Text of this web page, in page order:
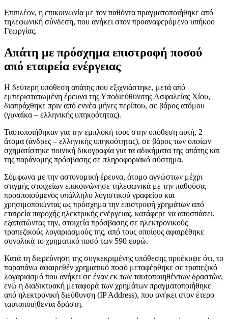
Επιπλέον, η επικοινωνία με τον παθόντα πραγματοποιήθηκε από
τηλεφωνική σύνδεση, που ανήκει στον προαναφερόμενο υπήκοο
Γεωργίας.
Απάτη με πρόσχημα επιστροφή ποσού
από εταιρεία ενέργειας
Η δεύτερη υπόθεση απάτης που εξιχνιάστηκε, μετά από
εμπεριστατωμένη έρευνα της Υποδιεύθυνσης Ασφαλείας Χίου,
διαπράχθηκε πριν από εννέα μήνες περίπου, σε βάρος ατόμου
(γυναίκα – ελληνικής υπηκοότητας).
Ταυτοποιήθηκαν για την εμπλοκή τους στην υπόθεση αυτή, 2
άτομα (άνδρες – ελληνικής υπηκοότητας), σε βάρος των οποίων
σχηματίστηκε ποινική δικογραφία για τα αδικήματα της απάτης και
της παράνομης πρόσβασης σε πληροφοριακό σύστημα.
Σύμφωνα με την αστυνομική έρευνα, άτομο αγνώστων μέχρι
στιγμής στοιχείων επικοινώνησε τηλεφωνικά με την παθούσα,
προσποιούμενος υπάλληλο λογιστικού γραφείου και
χρησιμοποιώντας ως πρόσχημα την επιστροφή χρημάτων από
εταιρεία παροχής ηλεκτρικής ενέργειας, κατάφερε να αποσπάσει,
εξαπατώντας την, στοιχεία πρόσβασης σε ηλεκτρονικούς
τραπεζικούς λογαριασμούς της, από τους οποίους αφαιρέθηκε
συνολικά το χρηματικό ποσό των 590 ευρώ.
Κατά τη διερεύνηση της συγκεκριμένης υπόθεσης προέκυψε ότι, το
παραπάνω αφαιρεθέν χρηματικό ποσό μεταφέρθηκε σε τραπεζικό
λογαριασμό που ανήκει σε έναν εκ των ταυτοποιηθέντων δραστών,
ενώ η διαδικτυακή μεταφορά των χρημάτων πραγματοποιήθηκε
από ηλεκτρονική διεύθυνση (IP Address), που ανήκει στον έτερο
ταυτοποιήθεντα δράστη.